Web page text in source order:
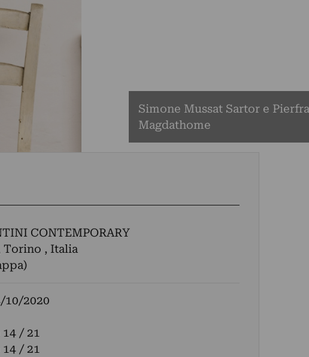
Simone Mussat Sartor e
Magdathome
CONTEMPORARY
Torino , Italia
10/2020
/ 21
/ 21